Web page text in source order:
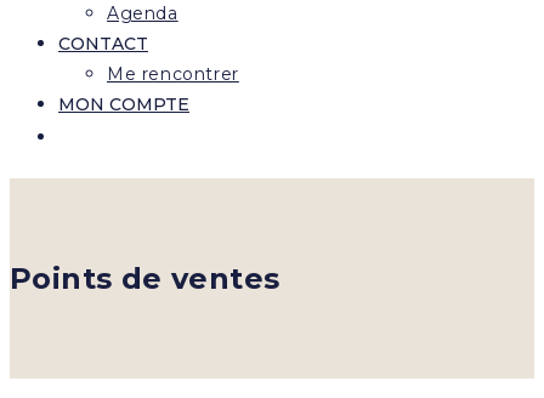
Agenda
CONTACT
Me rencontrer
MON COMPTE
Points de ventes